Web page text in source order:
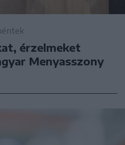
érzelmeket
Menyasszony